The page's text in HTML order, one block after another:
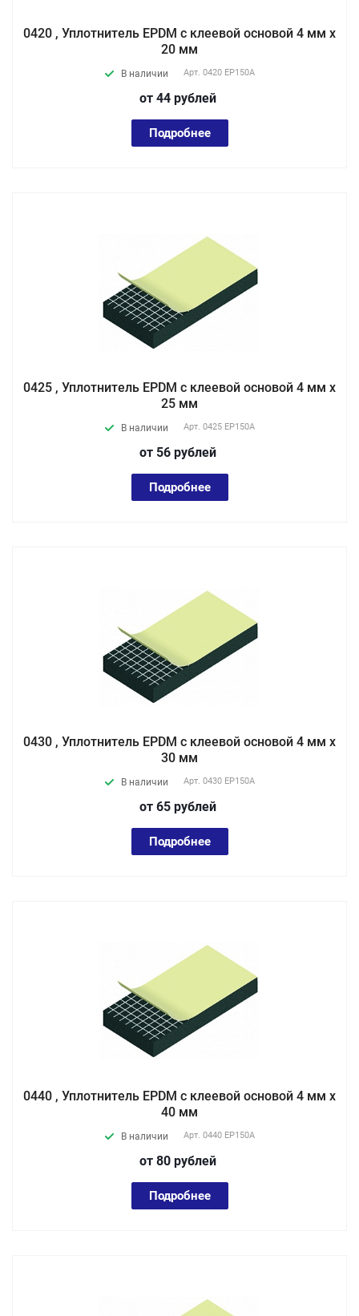
0420 , Уплотнитель EPDM с клеевой основой 4 мм х
20 мм
В наличии Арт. 0420 EP150А
от 44 рублей
Подробнее
0425 , Уплотнитель EPDM с клеевой основой 4 мм х
25 мм
В наличии Арт. 0425 EP150А
от 56 рублей
Подробнее
0430 , Уплотнитель EPDM с клеевой основой 4 мм х
30 мм
В наличии Арт. 0430 EP150А
от 65 рублей
Подробнее
0440 , Уплотнитель EPDM с клеевой основой 4 мм х
40 мм
В наличии Арт. 0440 EP150А
от 80 рублей
Подробнее